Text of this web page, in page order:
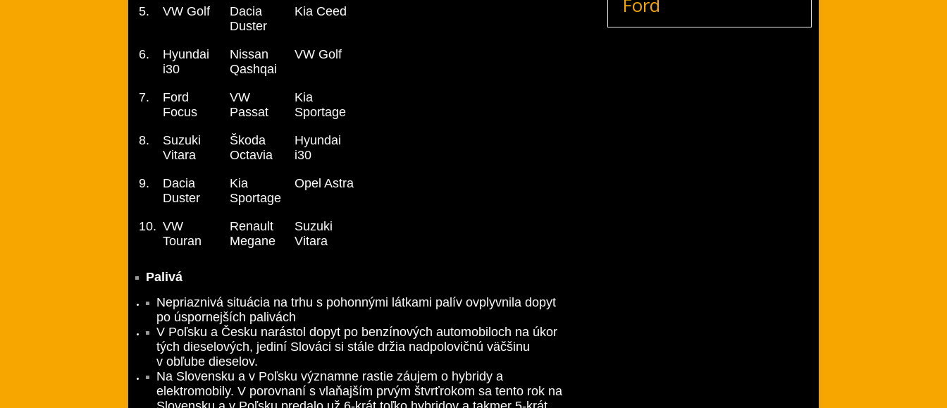
5.
VW Golf
Dacia
Duster
Kia Ceed
6.
Hyundai
i30
Nissan
Qashqai
VW Golf
7.
Ford
Focus
VW
Passat
Kia
Sportage
8.
Suzuki
Vitara
Škoda
Octavia
Hyundai
i30
9.
Dacia
Duster
Kia
Sportage
Opel Astra
10. VW
Touran
Renault
Megane
Suzuki
Vitara
Palivá
Nepriaznivá situácia na trhu s pohonnými látkami palív ovplyvnila dopyt
po úspornejších palivách
V Poľsku a Česku narástol dopyt po benzínových automobiloch na úkor
tých dieselových, jediní Slováci si stále držia nadpolovičnú väčšinu
v obľube dieselov.
Na Slovensku a v Poľsku významne rastie záujem o hybridy a
elektromobily. V porovnaní s vlaňajším prvým štvrťrokom sa tento rok na
Ford